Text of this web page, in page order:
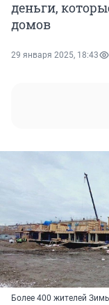
деньги,
домов
29 января 2025, 18:43
Более 400 жителей